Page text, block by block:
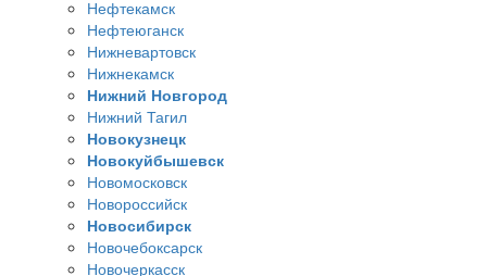
Нефтекамск
Нефтеюганск
Нижневартовск
Нижнекамск
Нижний Новгород
Нижний Тагил
Новокузнецк
Новокуйбышевск
Новомосковск
Новороссийск
Новосибирск
Новочебоксарск
Новочеркасск